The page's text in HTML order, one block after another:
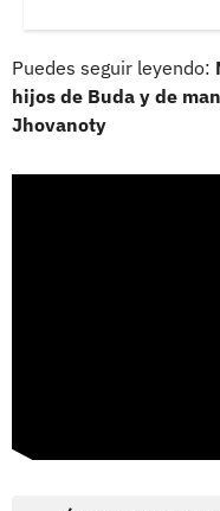
Puedes seguir leyendo:
hijos de Buda y de
Jhovanoty